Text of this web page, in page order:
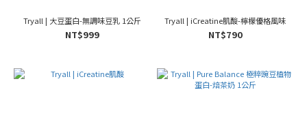
Tryall | 大豆蛋白-無調味豆乳 1公斤
NT$999
Tryall | iCreatine肌酸-檸檬優格風味
NT$790